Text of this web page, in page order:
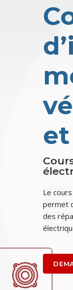
Le
permet
des